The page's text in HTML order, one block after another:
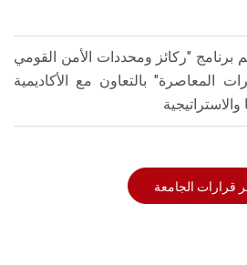
"ركائز ومحددات الأمن القومي
المعاصرة" بالتعاون مع الأكاديمية
قرارات الجامعة